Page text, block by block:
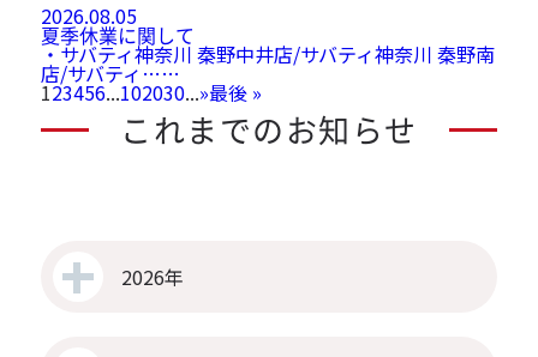
2026.08.05
夏季休業に関して
・サバティ神奈川 秦野中井店/サバティ神奈川 秦野南
店/サバティ……
123456...102030...»最後 »
これまでのお知らせ
2026年